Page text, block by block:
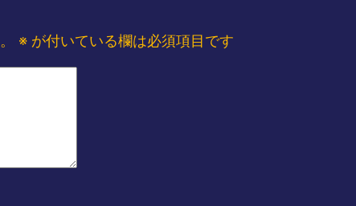
※ が付いている欄は必須項目です